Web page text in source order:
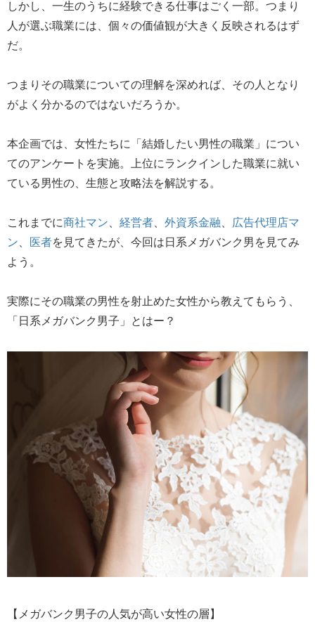
しかし、一生のうちに経験できる仕事はごく一部。つまり
人が選ぶ職業には、個々の価値観が大きく反映されるはず
だ。
つまりその職業についての理解を深めれば、その人となり
がよく分かるのではないだろうか。
本企画では、女性たちに「結婚したい男性の職業」につい
てのアンケートを実施。上位にランクインした職業に就い
ている男性の、生態と攻略法を解説する。
これまでに商社マン 経営者 外資系金融
広告代理店マ
ン
医者を見てきたが、今回は日系メガバンク男を見てみ
よう。
実際にその職業の男性を射止めた女性から教えてもらう、
「日系メガバンク男子」とはー？
【メガバンク男子の人気が高い女性の層】